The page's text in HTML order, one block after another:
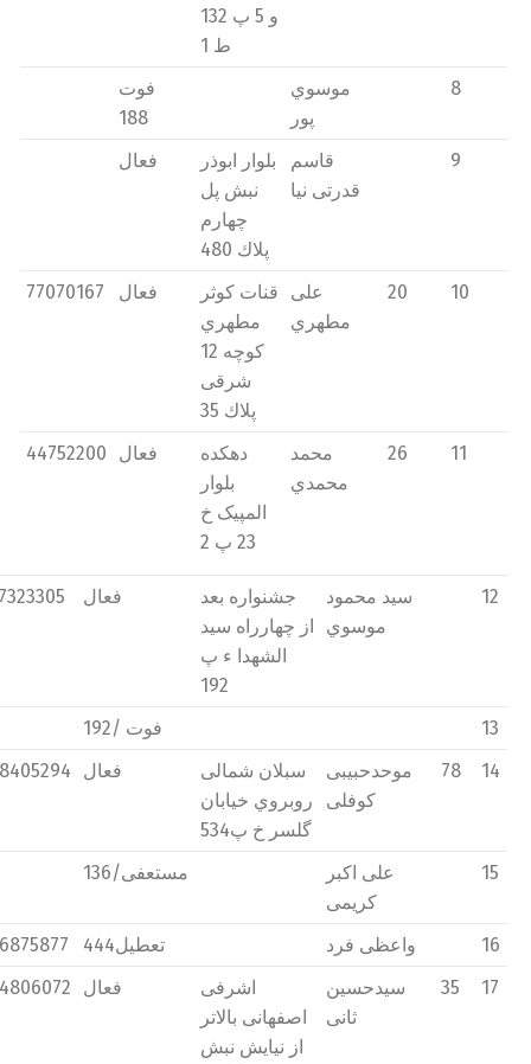
و 5 پ 132
ط 1
فوت
188
موسوي
پور
8
فعال
بلوار ابوذر
نبش پل
چهارم
پلاك 480
قاسم
قدرتی نیا
9
77070167 فعال
قنات كوثر
مطهري
كوچه 12
شرقی
پلاك 35
علی
مطهري
20 10
44752200 فعال
دهکده
بلوار
المپیک خ
23 پ 2
محمد
محمدي
26 11
فعال
جشنواره بعد
از چهارراه سید
الشهدا ء پ
192
سید محمود
موسوي
12
فوت /192
13
فعال
سبلان شمالی
روبروي خیابان
گلسر خ پ534
موحدحبیبی
كوفلی
78 14
مستعفی/136
علی اكبر
كريمی
15
تعطیل444 واعظی فرد
16
فعال
اشرفی
اصفهانی بالاتر
از نیايش نبش
سیدحسین
ثانی
35 17